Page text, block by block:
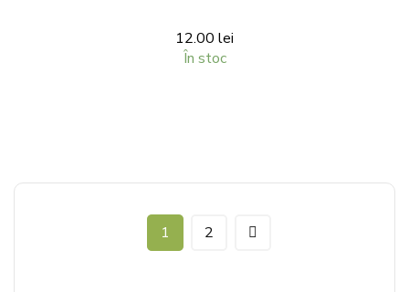
12.00 lei
În stoc
1 2